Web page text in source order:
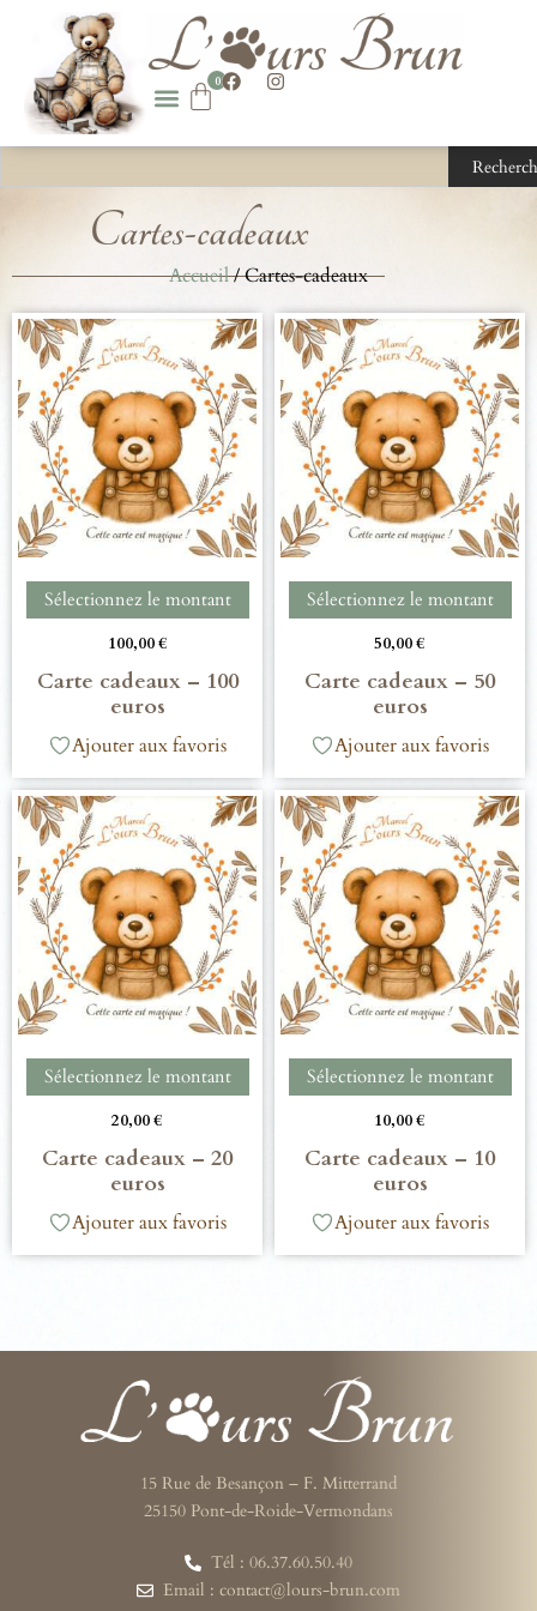
0
Cartes-cadeaux
Accueil/ Cartes-cadeaux
Sélectionnez le montant
100,00€
Carte cadeaux – 100
euros
Ajouter aux favoris
Sélectionnez le montant
50,00€
Carte cadeaux – 50
euros
Ajouter aux favoris
Sélectionnez le montant
20,00€
Carte cadeaux – 20
euros
Ajouter aux favoris
Sélectionnez le montant
10,00€
Carte cadeaux – 10
euros
Ajouter aux favoris
15 Rue de Besançon – F. Mitterrand
25150 Pont-de-Roide-Vermondans
Tél : 06.37.60.50.40
Email : contact@lours-brun.com